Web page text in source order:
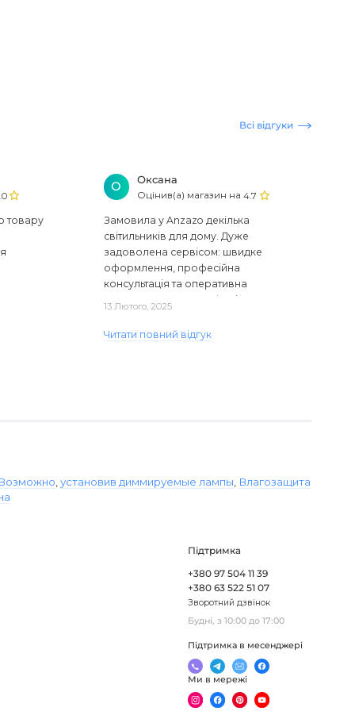
Всі відгуки
товару
О
Оксана
Оцінив(а) магазин на4.7
Замовила у Anzazo декілька
світильників для дому. Дуже
задоволена сервісом: швидке
оформлення, професійна
консультація та оперативна
доставка. Один з плафонів, на жаль,
13 Лютого, 2025
Читати повний відгук
Возможно ,установив диммируемые лампы Влагозащита
Підтримка
+380 97 504 11 39
+380 63 522 51 07
Зворотний дзвінок
Будні, з 10:00 до 17:00
Підтримка в месенджері
Ми в мережі